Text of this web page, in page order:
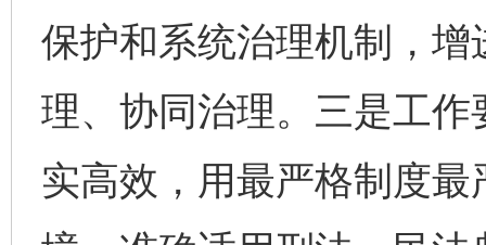
保护和系统治理机制，
理、协同治理。三是工
实高效，用最严格制度